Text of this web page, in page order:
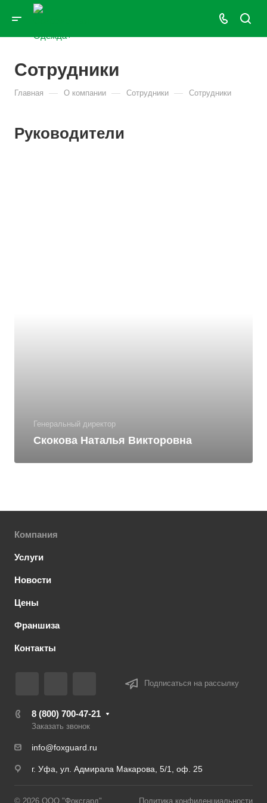
Сотрудники
Главная — О компании — Сотрудники — Сотрудники
Руководители
Генеральный директор
Скокова Наталья Викторовна
Компания
Услуги
Новости
Цены
Франшиза
Контакты
Подписаться на рассылку
8 (800) 700-47-21
Заказать звонок
info@foxguard.ru
г. Уфа, ул. Адмирала Макарова, 5/1, оф. 25
© 2026 ООО "Фоксгард" Политика конфиденциальности